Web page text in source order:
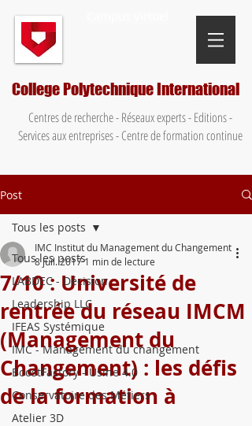
College Polytechnique International
Centres de recherche - Réseaux experts - Editions -
Services aux entreprises - Centre de formation continue
Post
Tous les posts
LABDEC - Décision
Leadership LLC
IFEAS Systémique
IMC - Management du changement
BoostFactory - Usine 4.0
Conservatoire des Métiers
Atelier 3D
Tous les posts
7/10 : Université de
rentrée du réseau IMCM
(Management du
Changement) : les défis
de la formation à
IMC Institut du Management du Changement
8 juil. 20171 min de lecture